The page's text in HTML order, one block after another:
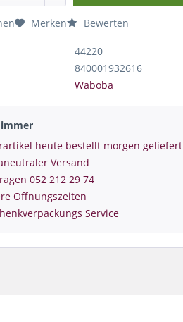
Merken Bewerten
44220
840001932616
Waboba
immer
heute bestellt morgen geliefert
Versand
052 212 29 74
Öffnungszeiten
Service